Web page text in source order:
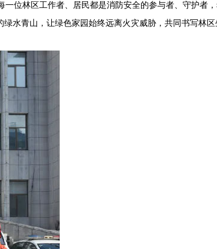
位林区工作者、居民都是消防安全的参与者、守护者
水青山，让绿色家园始终远离火灾威胁，共同书写林